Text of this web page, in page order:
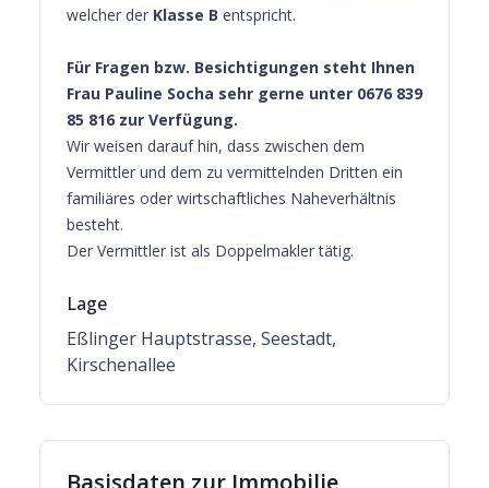
welcher der Klasse B entspricht.
Für Fragen bzw. Besichtigungen steht Ihnen
Frau Pauline Socha sehr gerne unter 0676 839
85 816 zur Verfügung.
Wir weisen darauf hin, dass zwischen dem
Vermittler und dem zu vermittelnden Dritten ein
familiäres oder wirtschaftliches Naheverhältnis
besteht.
Der Vermittler ist als Doppelmakler tätig.
Lage
Eßlinger Hauptstrasse, Seestadt,
Kirschenallee
Basisdaten zur Immobilie